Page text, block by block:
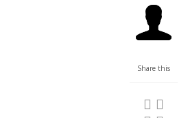
Share this